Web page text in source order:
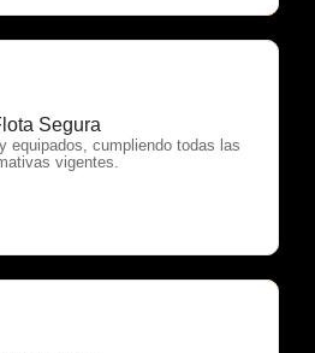
Segura
equipados, cumpliendo todas las
vigentes.
Servicios